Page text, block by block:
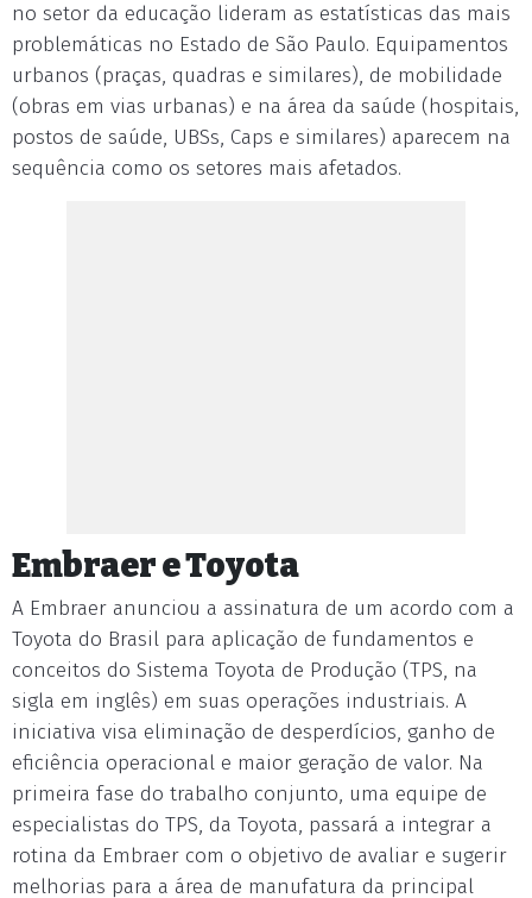
no setor da educação lideram as estatísticas das mais
problemáticas no Estado de São Paulo. Equipamentos
urbanos (praças, quadras e similares), de mobilidade
(obras em vias urbanas) e na área da saúde (hospitais,
postos de saúde, UBSs, Caps e similares) aparecem na
sequência como os setores mais afetados.
Embraer e Toyota
A Embraer anunciou a assinatura de um acordo com a
Toyota do Brasil para aplicação de fundamentos e
conceitos do Sistema Toyota de Produção (TPS, na
sigla em inglês) em suas operações industriais. A
iniciativa visa eliminação de desperdícios, ganho de
eficiência operacional e maior geração de valor. Na
primeira fase do trabalho conjunto, uma equipe de
especialistas do TPS, da Toyota, passará a integrar a
rotina da Embraer com o objetivo de avaliar e sugerir
melhorias para a área de manufatura da principal